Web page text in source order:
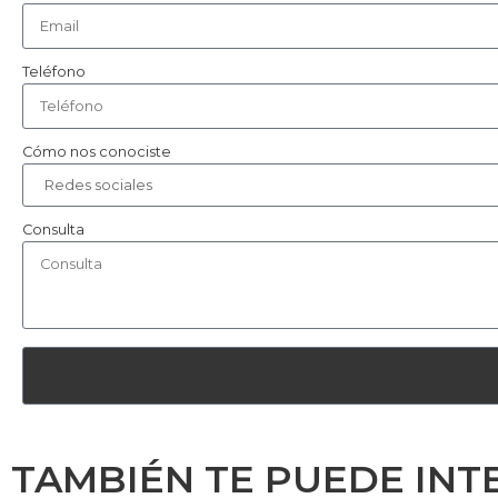
Teléfono
Cómo nos conociste
Consulta
TAMBIÉN TE PUEDE